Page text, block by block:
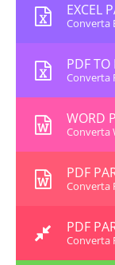
EXCEL
Converta
PDF TO
Converta
WORD
Converta
PDF
Converta
PDF
Converta